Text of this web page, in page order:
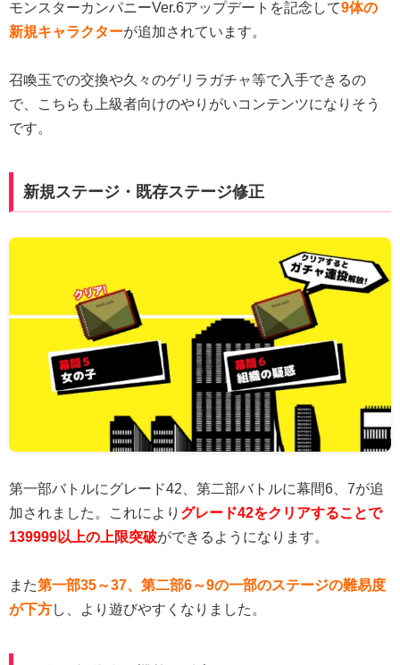
モンスターカンパニーVer.6アップデートを記念して9体の
新規キャラクターが追加されています。
召喚玉での交換や久々のゲリラガチャ等で入手できるの
で、こちらも上級者向けのやりがいコンテンツになりそう
です。
新規ステージ・既存ステージ修正
第一部バトルにグレード42、第二部バトルに幕間6、7が追
加されました。これにより グレード42をクリアすることで
139999以上の上限突破ができるようになります。
また第一部35～37、第二部6～9の一部のステージの難易度
が下方し、より遊びやすくなりました。